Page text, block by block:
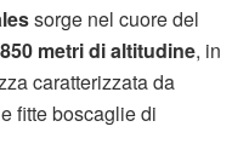
sorge nel cuore del
850 metri di altitudine, in
caratterizzata da
fitte boscaglie di